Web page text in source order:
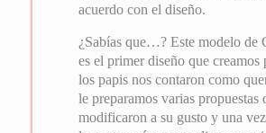
acuerdo con el diseño.
¿Sabías que…? Este modelo de
es el primer diseño que creamos
los papis nos contaron como
le preparamos varias propuestas
modificaron a su gusto y una